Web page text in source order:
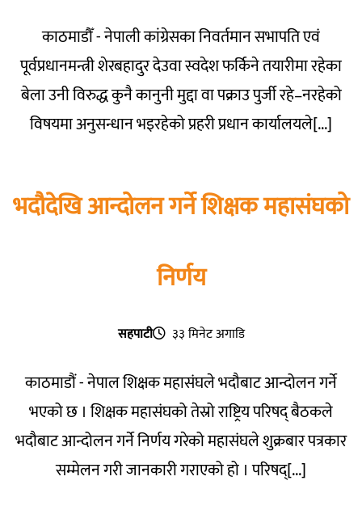
काठमाडौँ - नेपाली कांग्रेसका निवर्तमान सभापति एवं
पूर्वप्रधानमन्त्री शेरबहादुर देउवा स्वदेश फर्किने तयारीमा रहेका
बेला उनी विरुद्ध कुनै कानुनी मुद्दा वा पक्राउ पुर्जी रहे–नरहेको
विषयमा अनुसन्धान भइरहेको प्रहरी प्रधान कार्यालयले[...]
भदौदेखि आन्दोलन गर्ने शिक्षक महासंघको
निर्णय
सहपाटी ३३ मिनेट अगाडि
काठमाडौं - नेपाल शिक्षक महासंघले भदौबाट आन्दोलन गर्ने
भएको छ । शिक्षक महासंघको तेस्रो राष्ट्रिय परिषद् बैठकले
भदौबाट आन्दोलन गर्ने निर्णय गरेको महासंघले शुक्रबार पत्रकार
सम्मेलन गरी जानकारी गराएको हो । परिषद्[...]